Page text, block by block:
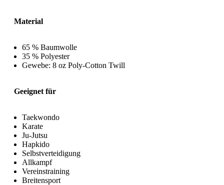
Material
65 % Baumwolle
35 % Polyester
Gewebe: 8 oz Poly-Cotton Twill
Geeignet für
Taekwondo
Karate
Ju-Jutsu
Hapkido
Selbstverteidigung
Allkampf
Vereinstraining
Breitensport